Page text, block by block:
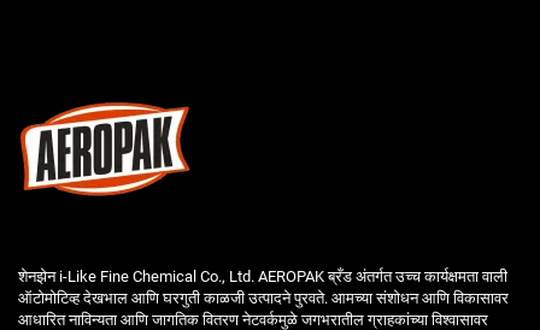
शेनझेन i-Like Fine Chemical Co., Ltd. AEROPAK ब्रँड अंतर्गत उच्च कार्यक्षमता वाली
ऑटोमोटिव्ह देखभाल आणि घरगुती काळजी उत्पादने पुरवते. आमच्या संशोधन आणि विकासावर
आधारित नाविन्यता आणि जागतिक वितरण नेटवर्कमुळे जगभरातील ग्राहकांच्या विश्वासावर